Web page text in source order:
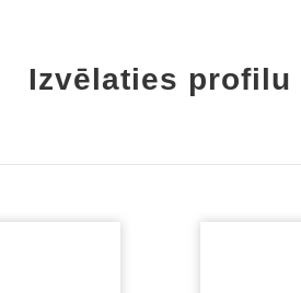
Izvēlaties profilu